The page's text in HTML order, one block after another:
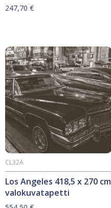
247,70 €
Los Angeles 418,5 x 270 cm
valokuvatapetti
CL32A